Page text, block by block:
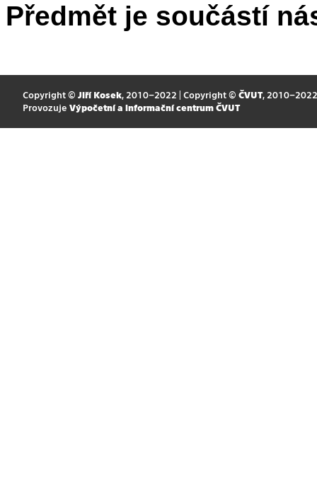
Předmět je součástí
Copyright © Jiří Kosek, 2010–2022 | Copyright © ČVUT, 2010–2022
Provozuje Výpočetní a informační centrum ČVUT